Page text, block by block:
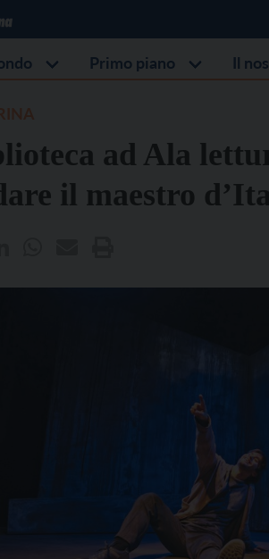
Primo piano Il
ad Ala
il maestro